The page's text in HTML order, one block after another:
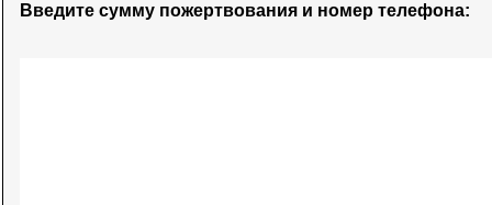
Введите сумму пожертвования и номер телефона: